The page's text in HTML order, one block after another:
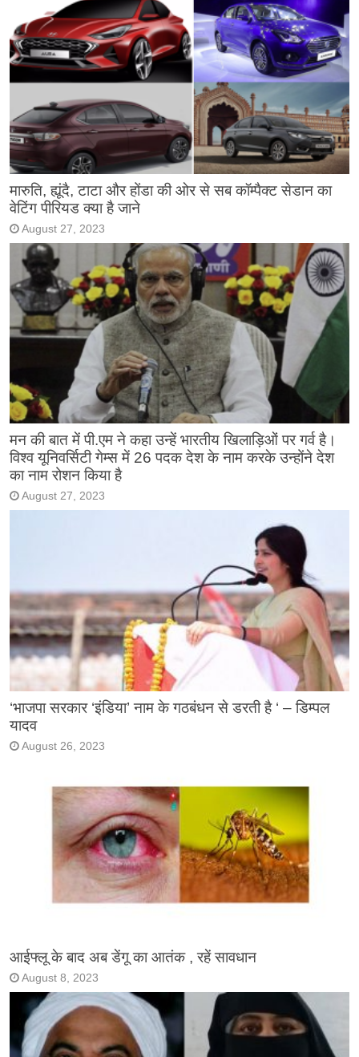
मारुति, ह्यूंदै, टाटा और होंडा की ओर से सब कॉम्पैक्ट सेडान का
वेटिंग पीरियड क्या है जाने
August 27, 2023
मन की बात में पी.एम ने कहा उन्हें भारतीय खिलाड़िओं पर गर्व है।
विश्व यूनिवर्सिटी गेम्स में 26 पदक देश के नाम करके उन्होंने देश
का नाम रोशन किया है
August 27, 2023
‘भाजपा सरकार ‘इंडिया’ नाम के गठबंधन से डरती है ‘ – डिम्पल
यादव
August 26, 2023
आईफ्लू के बाद अब डेंगू का आतंक , रहें सावधान
August 8, 2023